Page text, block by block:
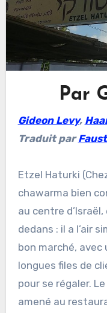
Par
Gideon Levy,
Traduit par
Etzel Haturki
chawarma bien
au centre
dedans : il a l’air
bon marché, avec
longues files de
pour se régaler.
amené au